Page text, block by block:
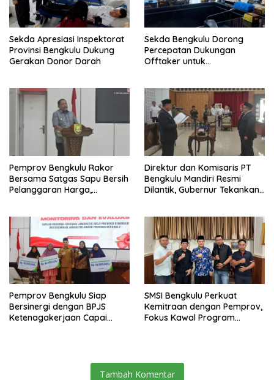
Sekda Apresiasi Inspektorat
Provinsi Bengkulu Dukung
Gerakan Donor Darah
Sekda Bengkulu Dorong
Percepatan Dukungan
Offtaker untuk
Pemprov Bengkulu Rakor
Bersama Satgas Sapu Bersih
Pelanggaran Harga,
Masih Jadi Sorotan
Direktur dan Komisaris PT
Bengkulu Mandiri Resmi
Dilantik, Gubernur Tekankan
Pemprov Bengkulu Siap
Bersinergi dengan BPJS
Ketenagakerjaan Capai
SMSI Bengkulu Perkuat
Kemitraan dengan Pemprov,
Fokus Kawal Program
Tambah Komentar